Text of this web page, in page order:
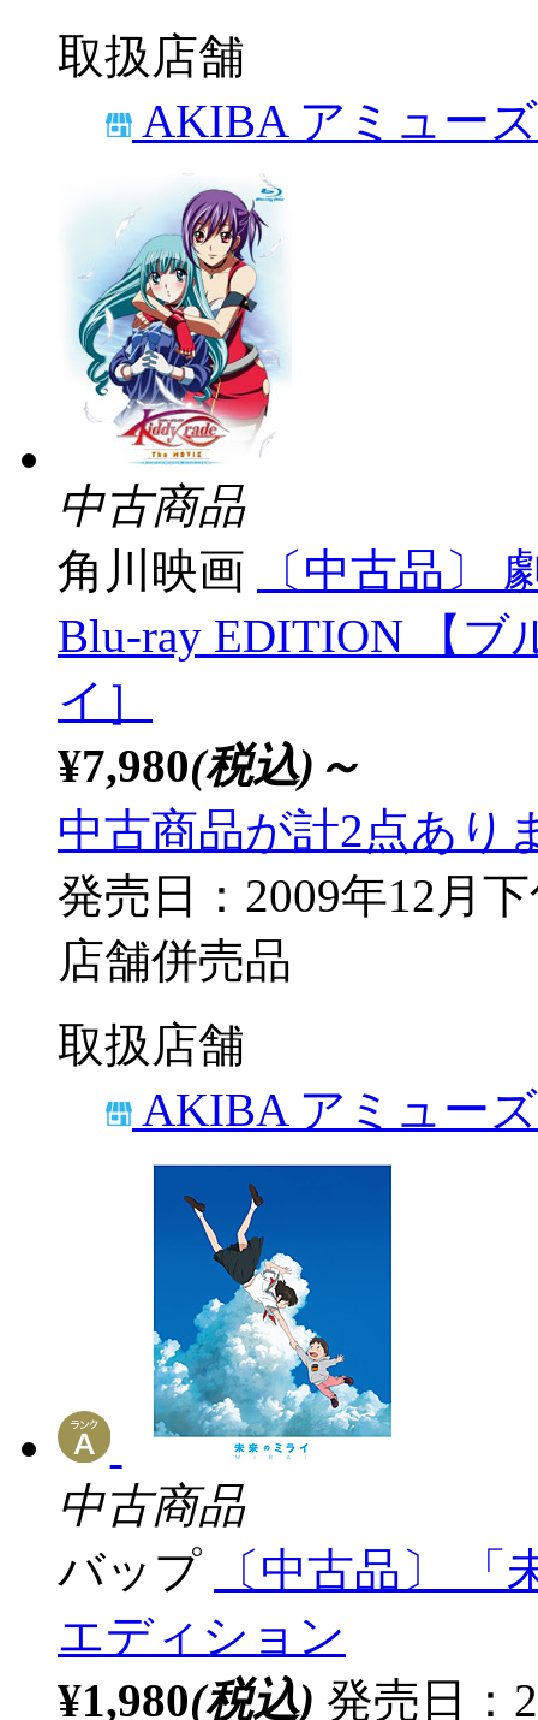
取扱店舗
AKIBA アミュー
中古商品
角川映画
〔中古品〕
Blu-ray EDITION 【
イ］
¥7,980(税込)～
中古商品が計2点あり
発売日：2009年12月
店舗併売品
取扱店舗
AKIBA アミュー
中古商品
バップ
〔中古品〕
エディション
¥1,980(税込) 発売日：